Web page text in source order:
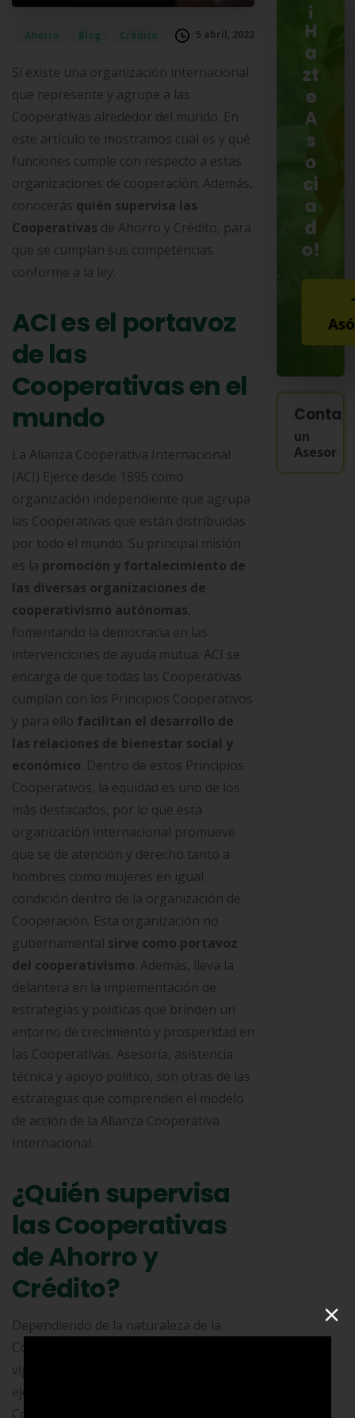
Ahorro Blog Crédito 5 abril, 2022
Sí existe una organización internacional
que represente y agrupe a las
Cooperativas alrededor del mundo. En
este artículo te mostramos cuál es y qué
funciones cumple con respecto a estas
organizaciones de cooperación. Además,
conocerás quién supervisa las
Cooperativas de Ahorro y Crédito, para
que se cumplan sus competencias
conforme a la ley.
ACI es el portavoz
de las
Cooperativas en el
mundo
La Alianza Cooperativa Internacional
(ACI) Ejerce desde 1895 como
organización independiente que agrupa
las Cooperativas que están distribuidas
por todo el mundo. Su principal misión
es la promoción y fortalecimiento de
las diversas organizaciones de
cooperativismo autónomas,
fomentando la democracia en las
intervenciones de ayuda mutua. ACI se
encarga de que todas las Cooperativas
cumplan con los Principios Cooperativos
y para ello facilitan el desarrollo de
las relaciones de bienestar social y
económico. Dentro de estos Principios
Cooperativos, la equidad es uno de los
más destacados, por lo que ésta
organización internacional promueve
que se de atención y derecho tanto a
hombres como mujeres en igual
condición dentro de la organización de
Cooperación. Esta organización no
gubernamental sirve como portavoz
del cooperativismo. Además, lleva la
delantera en la implementación de
estrategias y políticas que brinden un
entorno de crecimiento y prosperidad en
las Cooperativas. Asesoría, asistencia
técnica y apoyo político, son otras de las
estrategias que comprenden el modelo
de acción de la Alianza Cooperativa
Internacional.
¿Quién supervisa
las Cooperativas
de Ahorro y
Crédito?
Dependiendo de la naturaleza de la
Cooperativa, sus acciones serán
vigiladas por determinados entes. Por
ejemplo, las funciones de las
Cooperativas de tipo Financiero de
¡
H
a
zt
e
A
s
o
ci
a
d
o!
un
Asesor
×